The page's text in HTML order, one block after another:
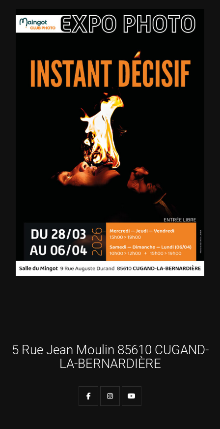
5 Rue Jean Moulin 85610 CUGAND-
LA-BERNARDIÈRE